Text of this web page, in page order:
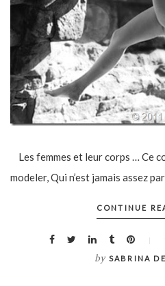
Les femmes et leur corps … Ce
modeler, Qui n’est jamais assez
CONTINUE
by SABRINA